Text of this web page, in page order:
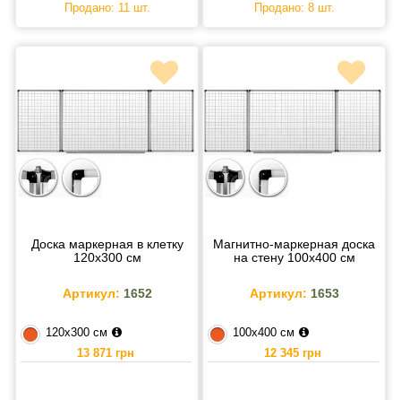
Продано: 11 шт. Продано: 8 шт.
Доска маркерная в клетку
120х300 см
Артикул: 1652
120х300 см
13 871 грн
Магнитно-маркерная доска
на стену 100х400 см
Артикул: 1653
100х400 см
12 345 грн